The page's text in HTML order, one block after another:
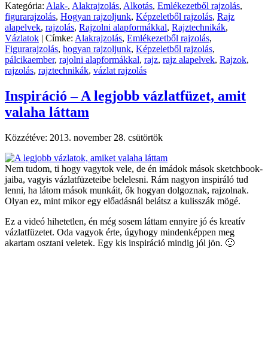
Kategória: Alak-, Alakrajzolás, Alkotás, Emlékezetből rajzolás,
figurarajzolás, Hogyan rajzoljunk, Képzeletből rajzolás, Rajz
alapelvek, rajzolás, Rajzolni alapformákkal, Rajztechnikák,
Vázlatok | Címke: Alakrajzolás, Emlékezetből rajzolás,
Figurarajzolás, hogyan rajzoljunk, Képzeletből rajzolás,
pálcikaember, rajolni alapformákkal, rajz, rajz alapelvek, Rajzok,
rajzolás, rajztechnikák, vázlat rajzolás
Inspiráció – A legjobb vázlatfüzet, amit
valaha láttam
Közzétéve: 2013. november 28. csütörtök
Nem tudom, ti hogy vagytok vele, de én imádok mások sketchbook-
jaiba, vagyis vázlatfüzeteibe belelesni. Rám nagyon inspiráló tud
lenni, ha látom mások munkáit, ők hogyan dolgoznak, rajzolnak.
Olyan ez, mint mikor egy előadásnál belátsz a kulisszák mögé.
Ez a videó hihetetlen, én még sosem láttam ennyire jó és kreatív
vázlatfüzetet. Oda vagyok érte, úgyhogy mindenképpen meg
akartam osztani veletek. Egy kis inspiráció mindig jól jön. 🙂